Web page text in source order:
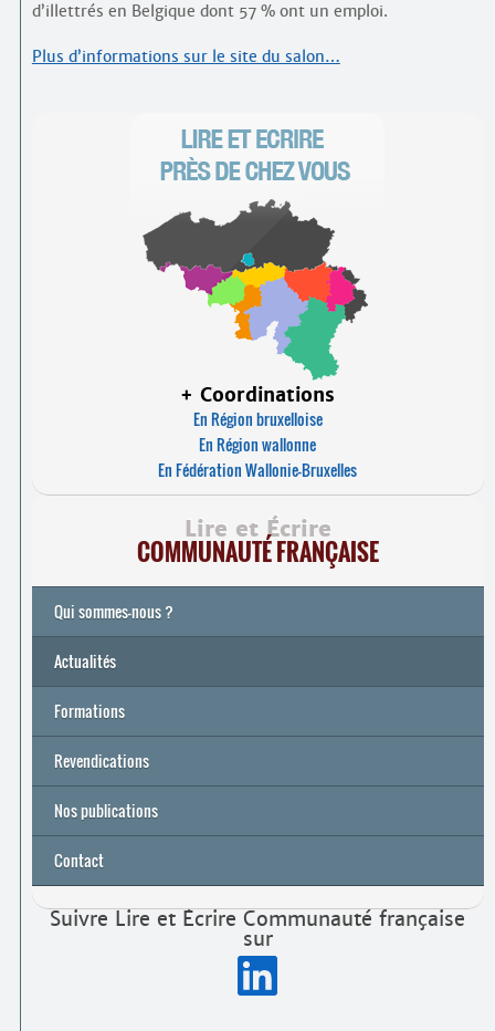
d’illettrés en Belgique dont 57 % ont un emploi.
Plus d’informations sur le site du salon…
+ Coordinations
En Région bruxelloise
En Région wallonne
En Fédération Wallonie-Bruxelles
Lire et Écrire
COMMUNAUTÉ FRANÇAISE
Qui sommes-nous ?
Actualités
Formations
Archives
Université de printemps 2026
Revendications
Nos publications
Contact
Suivre Lire et Écrire Communauté française
sur